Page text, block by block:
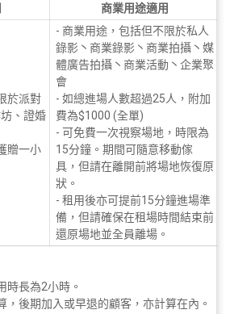
商業用途適用
於派對
、證婚
贈一小
- 商業用途，包括但不限於私人
錄影丶商業錄影丶商業拍攝丶媒
體廣告拍攝丶商業活動丶企業聚
會
- 如總進場人數超過25人，附加
費為$1000 (全單)
- 可免費一次視察場地，時限為
15分鐘。期間可隨意移動傢
具，但請在離開前將場地恢復原
狀。
- 租用後亦可提前15分鐘進場準
備，但請確保在租場時間結束前
還原場地並全員離場。
時長為2小時。
，後期加入或早退的顧客，亦計算在內。